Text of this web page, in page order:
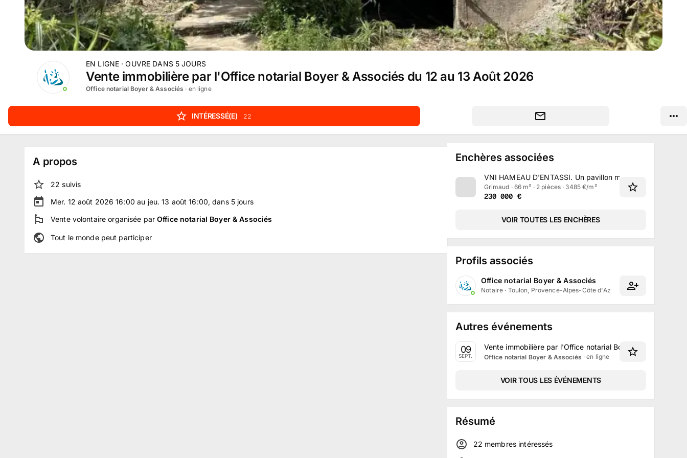
EN LIGNE · OUVRE DANS 5 JOURS
Vente immobilière par l'Office notarial Boyer & Associés du 12 au 13 Août 2026
Office notarial Boyer & Associés · en ligne
INTÉRESSÉ(E) 22
A propos
22 suivis
Mer. 12 août 2026 16:00 au jeu. 13 août 16:00, dans 5 jours
Vente volontaire organisée parOffice notarial Boyer & Associés
Tout le monde peut participer
Enchères associées
VNI HAMEAU D'ENTASSI. Un pavillon mitoyen de 66 m²
Grimaud · 66 m² · 2 pièces · 3485 €/m²
230 000 €
VOIR TOUTES LES ENCHÈRES
Profils associés
Office notarial Boyer & Associés
Notaire · Toulon, Provence-Alpes-Côte d'Azur
Autres événements
09
SEPT.
Vente immobilière par l'Office notarial Boyer & Associés
Office notarial Boyer & Associés · en ligne
VOIR TOUS LES ÉVÉNEMENTS
Résumé
22 membresintéressés